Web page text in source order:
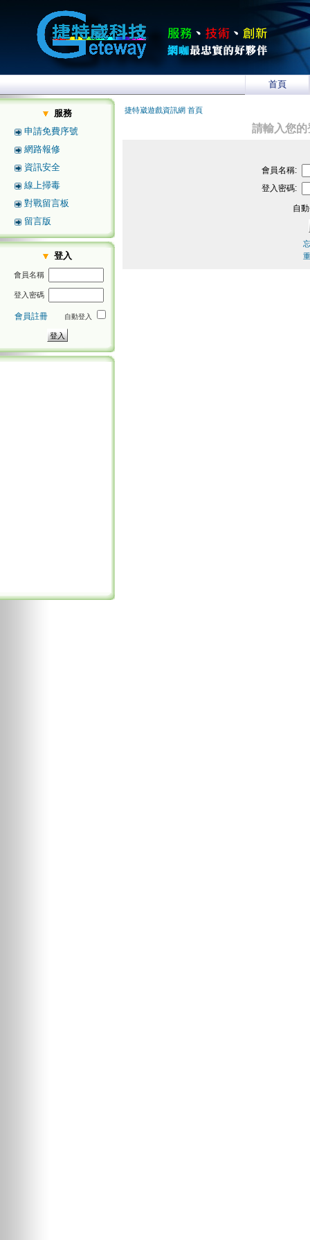
首頁
服務
申請免費序號
網路報修
資訊安全
線上掃毒
對戰留言板
留言版
登入
會員名稱
登入密碼
會員註冊 自動登入
捷特崴遊戲資訊網 首頁
請輸入您
會員名稱:
登入密碼:
自